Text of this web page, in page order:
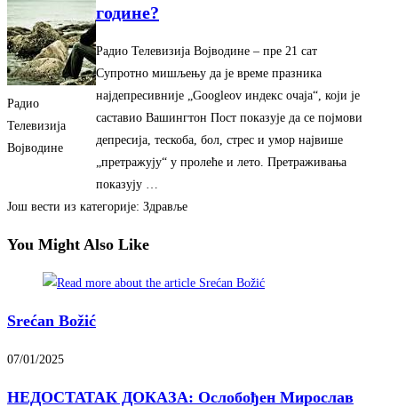
Радио
Телевизија
Војводине
године?
Радио Телевизија Војводине – ‎пре 21 сат‎
Супротно мишљењу да је време празника
најдепресивније „Googleov индекс очаја“, који је
саставио Вашингтон Пост показује да се појмови
депресија, тескоба, бол, стрес и умор највише
„претражују“ у пролеће и лето. Претраживања
показују …
Још вести из категорије: Здравље
You Might Also Like
Srećan Božić
07/01/2025
НЕДОСТАТАК ДОКАЗА: Ослобођен Мирослав